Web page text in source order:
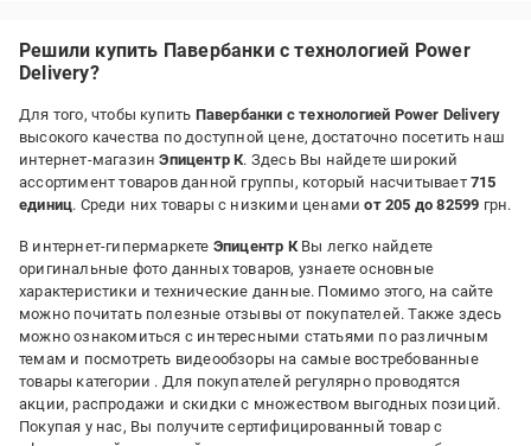
Решили купить Павербанки с технологией Power
Delivery?
Для того, чтобы купить Павербанки с технологией Power Delivery
высокого качества по доступной цене, достаточно посетить наш
интернет-магазинЭпицентр К. Здесь Вы найдете широкий
ассортимент товаров данной группы, который насчитывает715
единиц. Среди них товары с низкими ценамиот 205 до 82599 грн.
В интернет-гипермаркете Эпицентр КВы легко найдете
оригинальные фото данных товаров, узнаете основные
характеристики и технические данные. Помимо этого, на сайте
можно почитать полезные отзывы от покупателей. Также здесь
можно ознакомиться с интересными статьями по различным
темам и посмотреть видеообзоры на самые востребованные
товары категории . Для покупателей регулярно проводятся
акции, распродажи и скидки с множеством выгодных позиций.
Покупая у нас, Вы получите сертифицированный товар с